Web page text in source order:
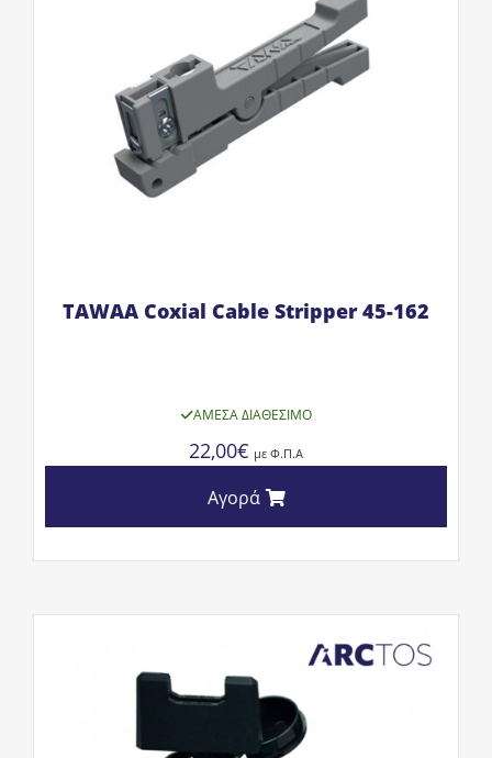
TAWAA Coxial Cable Stripper 45-162
ΆΜΕΣΑ ΔΙΑΘΈΣΙΜΟ
22,00€ με Φ.Π.Α
Αγορά